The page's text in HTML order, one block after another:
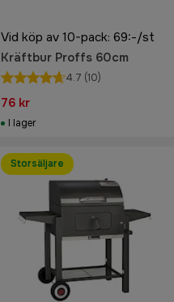
Vid köp av 10-pack: 69:-/st
Kräftbur Proffs 60cm
4.7 (10)
76 kr
I lager
Storsäljare